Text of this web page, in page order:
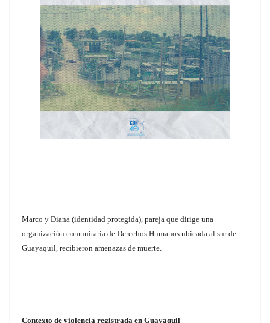
Marco y Diana (identidad protegida), pareja que dirige una
organización comunitaria de Derechos Humanos ubicada al sur de
Guayaquil, recibieron amenazas de muerte.
Contexto de violencia registrada en Guayaquil